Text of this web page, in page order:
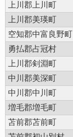
上川郡上川町
上川郡美瑛町
空知郡中富良野町
勇払郡占冠村
上川郡剣淵町
中川郡美深町
中川郡中川町
増毛郡増毛町
苫前郡苫前町